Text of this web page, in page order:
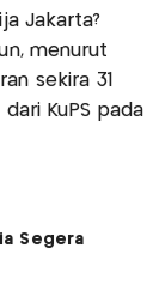
Jakarta?
menurut
sekira 31
KuPS pada
Segera